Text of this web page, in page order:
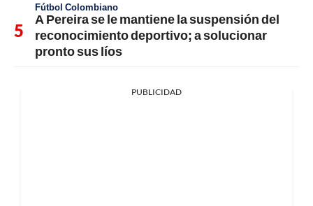
Fútbol Colombiano
A Pereira se le mantiene la suspensión del
reconocimiento deportivo; a solucionar
pronto sus líos
PUBLICIDAD